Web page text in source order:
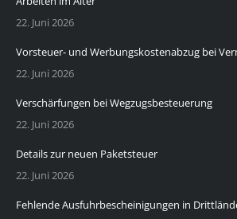
22. Juni 2026
Vorsteuer- und Werbungskostenabzug bei
22. Juni 2026
Verschärfungen bei Wegzugsbesteuerung
22. Juni 2026
Details zur neuen Paketsteuer
22. Juni 2026
Fehlende Ausfuhrbescheinigungen in